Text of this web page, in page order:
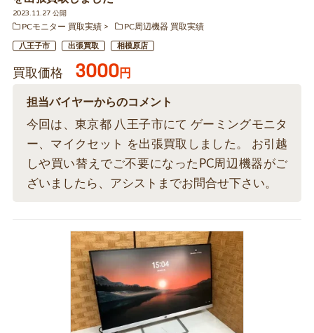
2023.11.27 公開
PCモニター 買取実績
PC周辺機器 買取実績
八王子市 出張買取 相模原店
買取価格 3000円
担当バイヤーからのコメント
今回は、東京都 八王子市にて ゲーミングモニタ
ー、マイクセット を出張買取しました。 お引越
しや買い替えでご不要になったPC周辺機器がご
ざいましたら、アシストまでお問合せ下さい。